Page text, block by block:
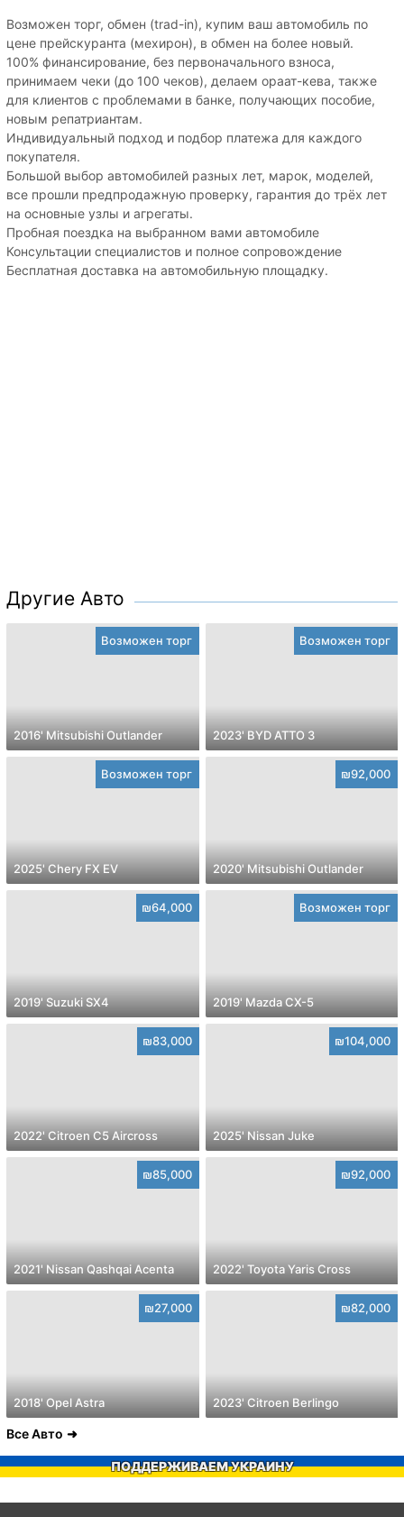
Возможен торг, обмен (trad-in), купим ваш автомобиль по
цене прейскуранта (мехирон), в обмен на более новый.
100% финансирование, без первоначального взноса,
принимаем чеки (до 100 чеков), делаем ораат-кева, также
для клиентов с проблемами в банке, получающих пособие,
новым репатриантам.
Индивидуальный подход и подбор платежа для каждого
покупателя.
Большой выбор автомобилей разных лет, марок, моделей,
все прошли предпродажную проверку, гарантия до трёх лет
на основные узлы и агрегаты.
Пробная поездка на выбранном вами автомобиле
Консультации специалистов и полное сопровождение
Бесплатная доставка на автомобильную площадку.
Другие Авто
Возможен торг
2016' Mitsubishi Outlander
Возможен торг
2023' BYD ATTO 3
Возможен торг
2025' Chery FX EV
₪92,000
2020' Mitsubishi Outlander
₪64,000
2019' Suzuki SX4
Возможен торг
2019' Mazda CX-5
₪83,000
2022' Citroen C5 Aircross
₪104,000
2025' Nissan Juke
₪85,000
2021' Nissan Qashqai Acenta
₪92,000
2022' Toyota Yaris Cross
₪27,000
2018' Opel Astra
₪82,000
2023' Citroen Berlingo
Все Авто
ПОДДЕРЖИВАЕМ УКРАИНУ